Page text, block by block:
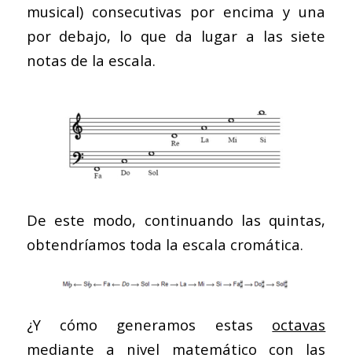
musical) consecutivas por encima y una
por debajo, lo que da lugar a las siete
notas de la escala.
De este modo, continuando las quintas,
obtendríamos toda la escala cromática.
¿Y cómo generamos estas octavas
mediante a nivel matemático con las